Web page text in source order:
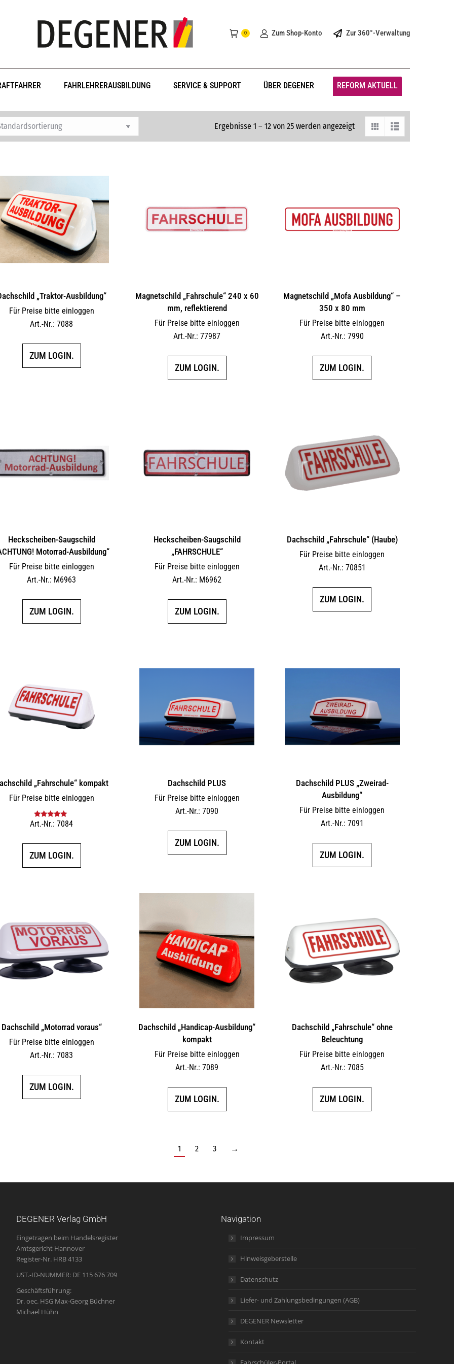
0 Zum Shop-Konto Zur 360°-Verwaltung
FAHRLEHRERAUSBILDUNG SERVICE & SUPPORT ÜBER DEGENER REFORM AKTUELL
Ergebnisse 1 – 12 von 25 werden angezeigt
„Traktor-Ausbildung“
Für Preise bitte einloggen
Art.-Nr.: 7088
ZUM LOGIN.
Magnetschild „Fahrschule“ 240 x 60
mm, reflektierend
Für Preise bitte einloggen
Art.-Nr.: 77987
ZUM LOGIN.
Magnetschild „Mofa Ausbildung“ –
350 x 80 mm
Für Preise bitte einloggen
Art.-Nr.: 7990
ZUM LOGIN.
Heckscheiben-Saugschild
Motorrad-Ausbildung“
Für Preise bitte einloggen
Art.-Nr.: M6963
ZUM LOGIN.
Heckscheiben-Saugschild
„FAHRSCHULE“
Für Preise bitte einloggen
Art.-Nr.: M6962
ZUM LOGIN.
Dachschild „Fahrschule“ (Haube)
Für Preise bitte einloggen
Art.-Nr.: 70851
ZUM LOGIN.
„Fahrschule“ kompakt
Für Preise bitte einloggen
Bewertet mit
Art.-Nr.: 7084
ZUM LOGIN.
Dachschild PLUS
Für Preise bitte einloggen
Art.-Nr.: 7090
ZUM LOGIN.
Dachschild PLUS „Zweirad-
Ausbildung“
Für Preise bitte einloggen
Art.-Nr.: 7091
ZUM LOGIN.
Dachschild „Motorrad voraus“
Für Preise bitte einloggen
Art.-Nr.: 7083
ZUM LOGIN.
Dachschild „Handicap-Ausbildung“
kompakt
Für Preise bitte einloggen
Art.-Nr.: 7089
ZUM LOGIN.
Dachschild „Fahrschule“ ohne
Beleuchtung
Für Preise bitte einloggen
Art.-Nr.: 7085
ZUM LOGIN.
1 2 3 →
DEGENER Verlag GmbH
Eingetragen beim Handelsregister
Amtsgericht Hannover
Register-Nr. HRB 4133
UST.-ID-NUMMER: DE 115 676 709
Geschäftsführung:
Dr. oec. HSG Max-Georg Büchner
Michael Hühn
Navigation
Impressum
Hinweisgeberstelle
Datenschutz
Liefer- und Zahlungsbedingungen (AGB)
DEGENER Newsletter
Kontakt